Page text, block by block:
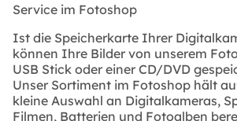
Service im Fotoshop
Ist die Speicherkarte Ihrer
können Ihre Bilder von unserem
USB Stick oder einer CD/DVD
Unser Sortiment im Fotoshop hält
kleine Auswahl an Digitalkameras,
Filmen, Batterien und Fotoalben